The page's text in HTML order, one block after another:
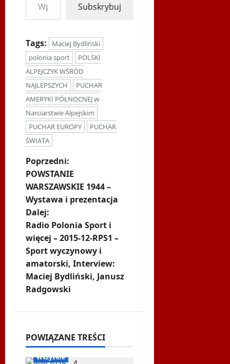
Subskrybuj
Tags:
Maciej Bydliński
polonia sport
POLSKI
ALPEJCZYK WŚRÓD
NAJLEPSZYCH
PUCHAR
AMERYKI PÓŁNOCNEJ w
Narciarstwie Alpejskim
PUCHAR EUROPY
PUCHAR
ŚWIATA
Z
o
b
a
c
z
w
i
s
Poprzedni:
POWSTANIE
WARSZAWSKIE 1944 –
Wystawa i prezentacja
Dalej:
Radio Polonia Sport i
więcej – 2015-12-RPS1 –
Sport wyczynowy i
amatorski, Interview:
Maciej Bydliński, Janusz
Radgowski
POWIĄZANE TREŚCI
Ogłoszenia
WPSF
Wszyskie